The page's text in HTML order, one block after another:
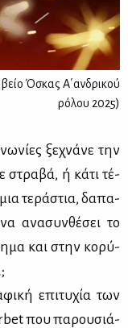
Όσκας Α΄ανδρικού
ρόλου 2025)
ξε­χνά­νε την
στρα­βά, ή κά­τι τέ­
τε­ρά­στια, δα­πα­
ανα­συν­θέ­σει το
και στην κο­ρύ­
επι­τυ­χία των
που πα­ρου­σιά­